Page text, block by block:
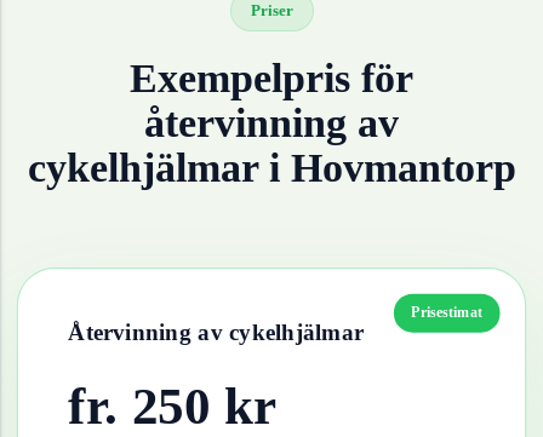
Priser
Exempelpris för
återvinning av
cykelhjälmari Hovmantorp
Prisestimat
Återvinning av cykelhjälmar
fr. 250 kr